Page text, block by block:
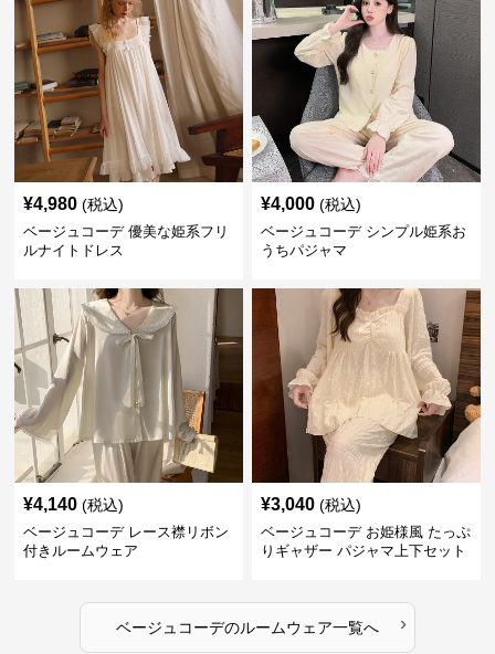
¥4,980 (税込)
ベージュコーデ 優美な姫系フリ
ルナイトドレス
¥4,000 (税込)
ベージュコーデ シンプル姫系お
うちパジャマ
¥4,140 (税込)
ベージュコーデ レース襟リボン
付きルームウェア
¥3,040 (税込)
ベージュコーデ お姫様風 たっぷ
りギャザー パジャマ上下セット
ベージュコーデのルームウェア一覧へ ›